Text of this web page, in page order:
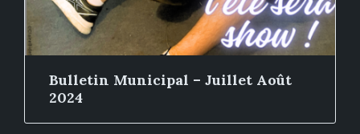
Bulletin Municipal – Juillet Août
2024